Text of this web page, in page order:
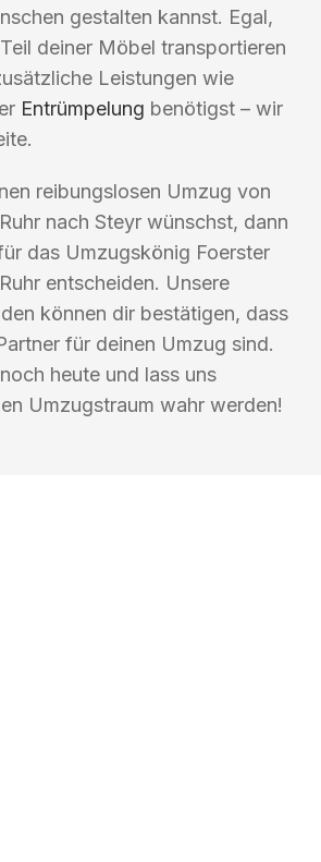
gestalten kannst. Egal,
deiner Möbel transportieren
Leistungen wie
Entrümpelung benötigst – wir
reibungslosen Umzug von
nach Steyr wünschst, dann
das Umzugskönig Foerster
entscheiden. Unsere
können dir bestätigen, dass
für deinen Umzug sind.
heute und lass uns
Umzugstraum wahr werden!